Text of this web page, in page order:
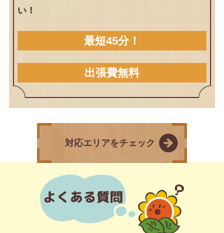
い！
最短45分！
出張費無料
対応エリアをチェック